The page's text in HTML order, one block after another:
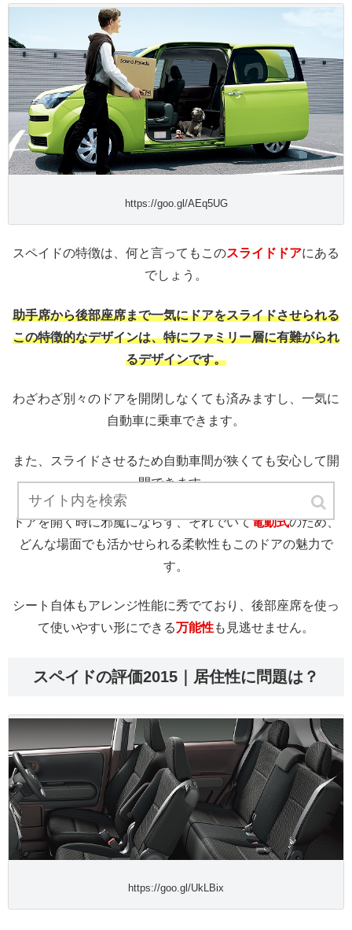
https://goo.gl/AEq5UG
スペイドの特徴は、何と言ってもこのスライドドアにある
でしょう。
助手席から後部座席まで一気にドアをスライドさせられる
この特徴的なデザインは、特にファミリー層に有難がられ
るデザインです。
わざわざ別々のドアを開閉しなくても済みますし、一気に
自動車に乗車できます。
また、スライドさせるため自動車間が狭くても安心して開
閉できます。
ドアを開く時に邪魔にならず、それでいて電動式のため、
どんな場面でも活かせられる柔軟性もこのドアの魅力で
す。
シート自体もアレンジ性能に秀でており、後部座席を使っ
て使いやすい形にできる万能性も見逃せません。
スペイドの評価2015｜居住性に問題は？
https://goo.gl/UkLBix